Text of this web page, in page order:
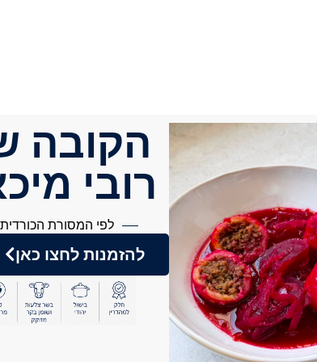
הקובה
רובי
לפי המסורת הכורדית
להזמנות לחצו כאן